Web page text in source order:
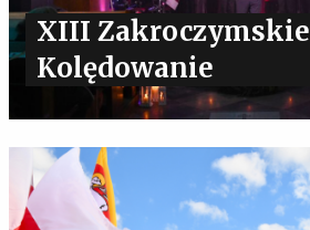
XIII Zakroczymskie
Kolędowanie